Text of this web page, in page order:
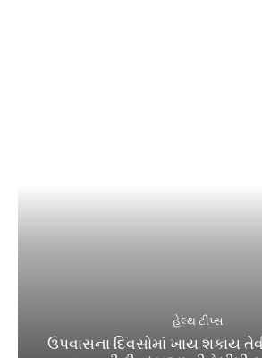
હેલ્થ ટીપ્સ
ઉપવાસના દિવસોમાં ખાય શકાય